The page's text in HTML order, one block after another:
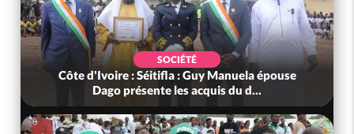
SOCIÉTÉ
Côte d'Ivoire : Séitifla : Guy Manuela épouse
Dago présente les acquis du d...